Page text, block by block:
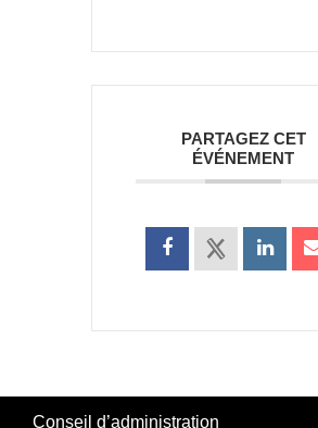
PARTAGEZ CET
ÉVÉNEMENT
Conseil d’administration